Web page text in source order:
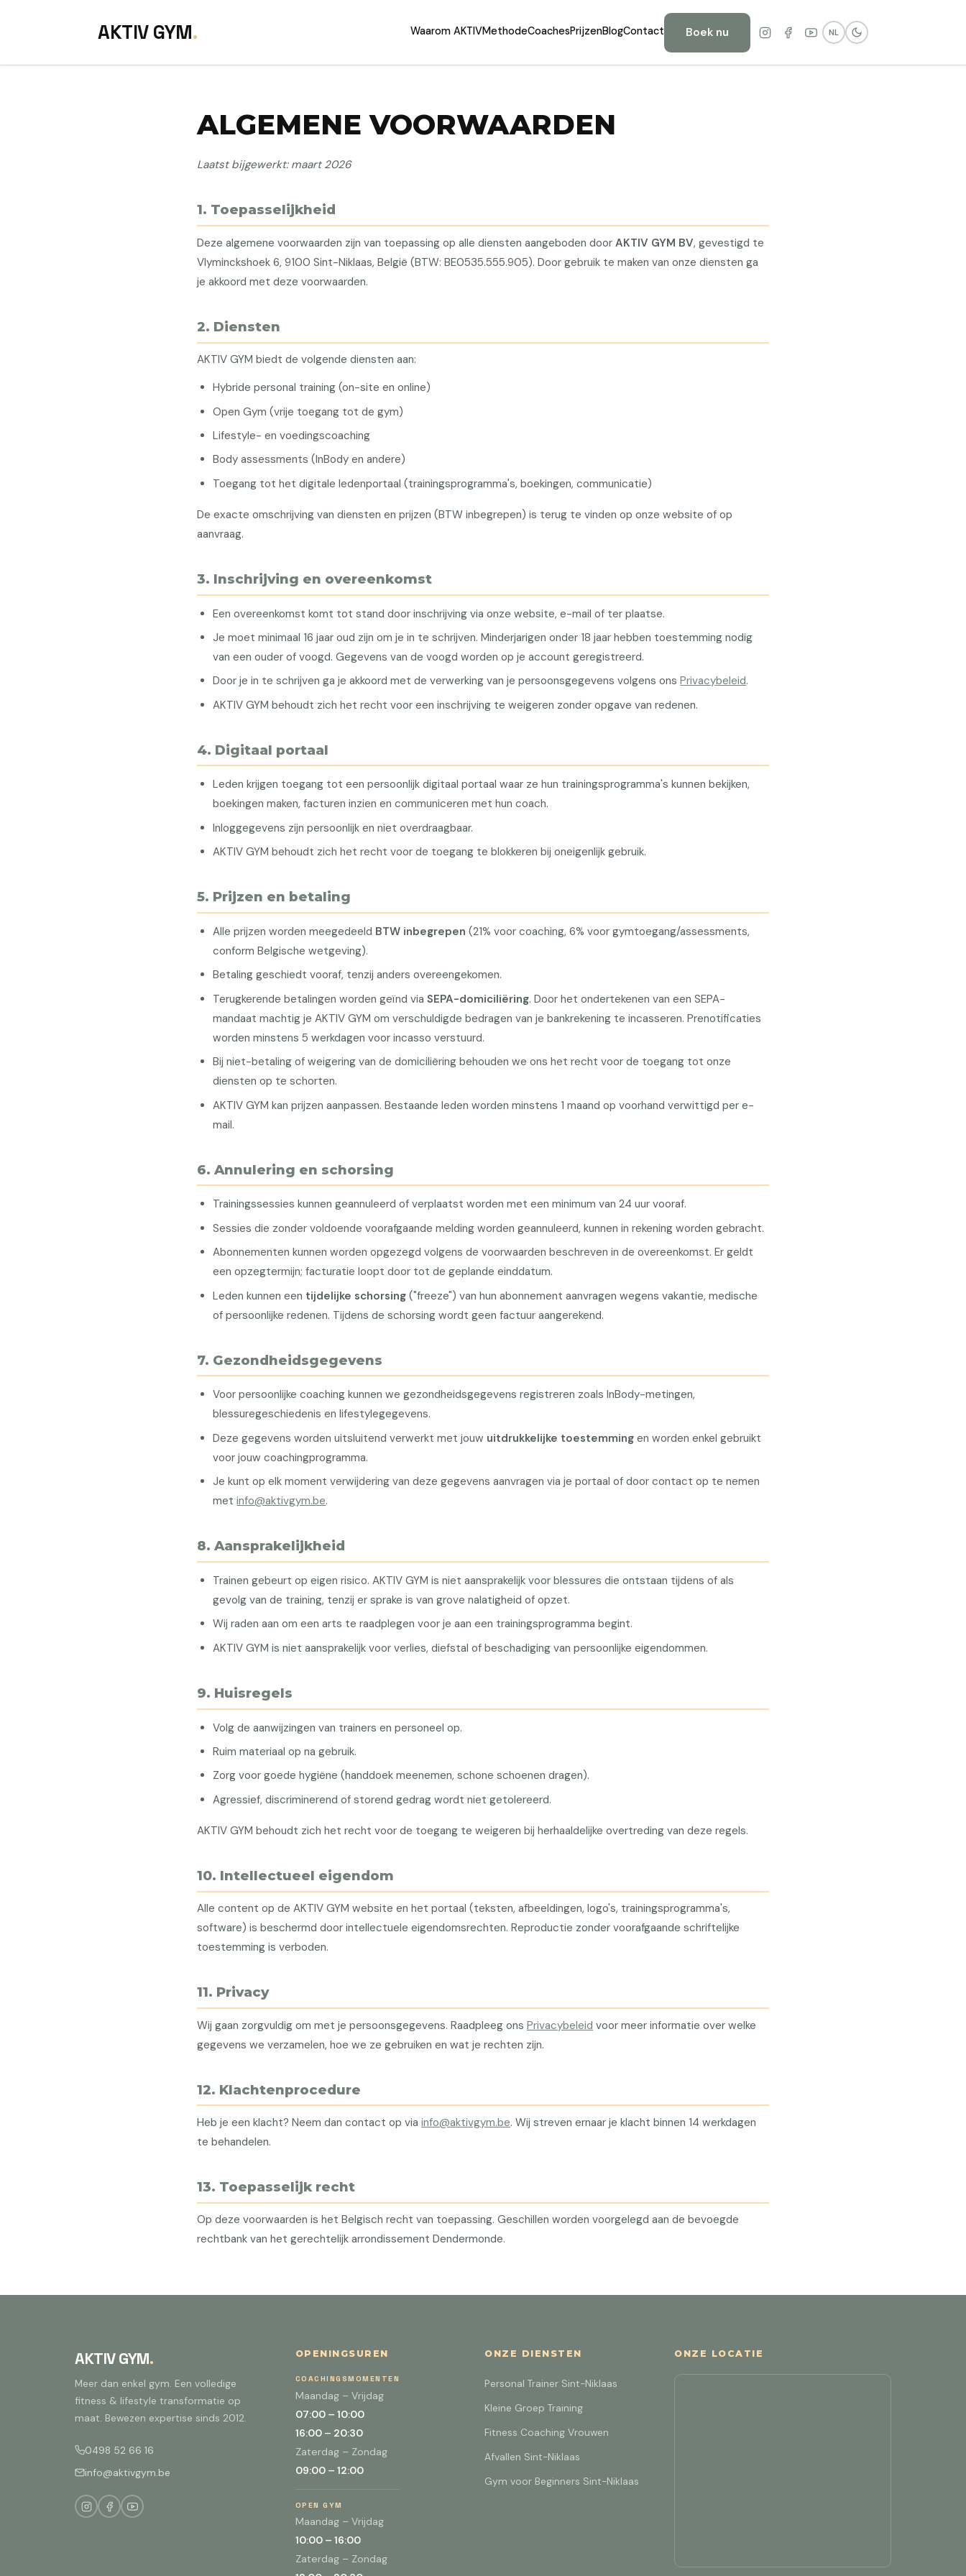
AKTIV GYM. Waarom AKTIVMethodeCoachesPrijzenBlogContact Boek nu NL
ALGEMENE VOORWAARDEN
Laatst bijgewerkt: maart 2026
1. Toepasselijkheid
Deze algemene voorwaarden zijn van toepassing op alle diensten aangeboden door AKTIV GYM BV, gevestigd te
Vlyminckshoek 6, 9100 Sint-Niklaas, België (BTW: BE0535.555.905). Door gebruik te maken van onze diensten ga
je akkoord met deze voorwaarden.
2. Diensten
AKTIV GYM biedt de volgende diensten aan:
Hybride personal training (on-site en online)
Open Gym (vrije toegang tot de gym)
Lifestyle- en voedingscoaching
Body assessments (InBody en andere)
Toegang tot het digitale ledenportaal (trainingsprogramma's, boekingen, communicatie)
De exacte omschrijving van diensten en prijzen (BTW inbegrepen) is terug te vinden op onze website of op
aanvraag.
3. Inschrijving en overeenkomst
Een overeenkomst komt tot stand door inschrijving via onze website, e-mail of ter plaatse.
Je moet minimaal 16 jaar oud zijn om je in te schrijven. Minderjarigen onder 18 jaar hebben toestemming nodig
van een ouder of voogd. Gegevens van de voogd worden op je account geregistreerd.
Door je in te schrijven ga je akkoord met de verwerking van je persoonsgegevens volgens onsPrivacybeleid.
AKTIV GYM behoudt zich het recht voor een inschrijving te weigeren zonder opgave van redenen.
4. Digitaal portaal
Leden krijgen toegang tot een persoonlijk digitaal portaal waar ze hun trainingsprogramma's kunnen bekijken,
boekingen maken, facturen inzien en communiceren met hun coach.
Inloggegevens zijn persoonlijk en niet overdraagbaar.
AKTIV GYM behoudt zich het recht voor de toegang te blokkeren bij oneigenlijk gebruik.
5. Prijzen en betaling
Alle prijzen worden meegedeeld BTW inbegrepen (21% voor coaching, 6% voor gymtoegang/assessments,
conform Belgische wetgeving).
Betaling geschiedt vooraf, tenzij anders overeengekomen.
Terugkerende betalingen worden geïnd viaSEPA-domiciliëring. Door het ondertekenen van een SEPA-
mandaat machtig je AKTIV GYM om verschuldigde bedragen van je bankrekening te incasseren. Prenotificaties
worden minstens 5 werkdagen voor incasso verstuurd.
Bij niet-betaling of weigering van de domiciliëring behouden we ons het recht voor de toegang tot onze
diensten op te schorten.
AKTIV GYM kan prijzen aanpassen. Bestaande leden worden minstens 1 maand op voorhand verwittigd per e-
mail.
6. Annulering en schorsing
Trainingssessies kunnen geannuleerd of verplaatst worden met een minimum van 24 uur vooraf.
Sessies die zonder voldoende voorafgaande melding worden geannuleerd, kunnen in rekening worden gebracht.
Abonnementen kunnen worden opgezegd volgens de voorwaarden beschreven in de overeenkomst. Er geldt
een opzegtermijn; facturatie loopt door tot de geplande einddatum.
Leden kunnen een tijdelijke schorsing ("freeze") van hun abonnement aanvragen wegens vakantie, medische
of persoonlijke redenen. Tijdens de schorsing wordt geen factuur aangerekend.
7. Gezondheidsgegevens
Voor persoonlijke coaching kunnen we gezondheidsgegevens registreren zoals InBody-metingen,
blessuregeschiedenis en lifestylegegevens.
Deze gegevens worden uitsluitend verwerkt met jouw uitdrukkelijke toestemming en worden enkel gebruikt
voor jouw coachingprogramma.
Je kunt op elk moment verwijdering van deze gegevens aanvragen via je portaal of door contact op te nemen
metinfo@aktivgym.be.
8. Aansprakelijkheid
Trainen gebeurt op eigen risico. AKTIV GYM is niet aansprakelijk voor blessures die ontstaan tijdens of als
gevolg van de training, tenzij er sprake is van grove nalatigheid of opzet.
Wij raden aan om een arts te raadplegen voor je aan een trainingsprogramma begint.
AKTIV GYM is niet aansprakelijk voor verlies, diefstal of beschadiging van persoonlijke eigendommen.
9. Huisregels
Volg de aanwijzingen van trainers en personeel op.
Ruim materiaal op na gebruik.
Zorg voor goede hygiëne (handdoek meenemen, schone schoenen dragen).
Agressief, discriminerend of storend gedrag wordt niet getolereerd.
AKTIV GYM behoudt zich het recht voor de toegang te weigeren bij herhaaldelijke overtreding van deze regels.
10. Intellectueel eigendom
Alle content op de AKTIV GYM website en het portaal (teksten, afbeeldingen, logo's, trainingsprogramma's,
software) is beschermd door intellectuele eigendomsrechten. Reproductie zonder voorafgaande schriftelijke
toestemming is verboden.
11. Privacy
Wij gaan zorgvuldig om met je persoonsgegevens. Raadpleeg ons Privacybeleid voor meer informatie over welke
gegevens we verzamelen, hoe we ze gebruiken en wat je rechten zijn.
12. Klachtenprocedure
Heb je een klacht? Neem dan contact op via info@aktivgym.be. Wij streven ernaar je klacht binnen 14 werkdagen
te behandelen.
13. Toepasselijk recht
Op deze voorwaarden is het Belgisch recht van toepassing. Geschillen worden voorgelegd aan de bevoegde
rechtbank van het gerechtelijk arrondissement Dendermonde.
AKTIV GYM.
Meer dan enkel gym. Een volledige
fitness & lifestyle transformatie op
maat. Bewezen expertise sinds 2012.
0498 52 66 16
info@aktivgym.be
OPENINGSUREN
COACHINGSMOMENTEN
Maandag – Vrijdag
07:00 – 10:00
16:00 – 20:30
Zaterdag – Zondag
09:00 – 12:00
OPEN GYM
Maandag – Vrijdag
10:00 – 16:00
Zaterdag – Zondag
ONZE DIENSTEN
Personal Trainer Sint-Niklaas
Kleine Groep Training
Fitness Coaching Vrouwen
Afvallen Sint-Niklaas
Gym voor Beginners Sint-Niklaas
ONZE LOCATIE